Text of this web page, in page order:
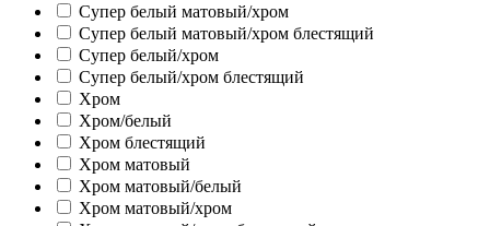
Супер белый матовый/хром
Супер белый матовый/хром блестящий
Супер белый/хром
Супер белый/хром блестящий
Хром
Хром/белый
Хром блестящий
Хром матовый
Хром матовый/белый
Хром матовый/хром